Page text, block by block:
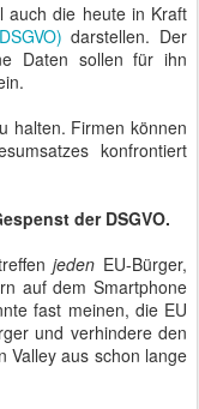
auch die heute in Kraft
darstellen. Der
Daten sollen für ihn
halten. Firmen können
konfrontiert
der DSGVO.
jeden EU-Bürger,
auf dem Smartphone
fast meinen, die EU
und verhindere den
Valley aus schon lange